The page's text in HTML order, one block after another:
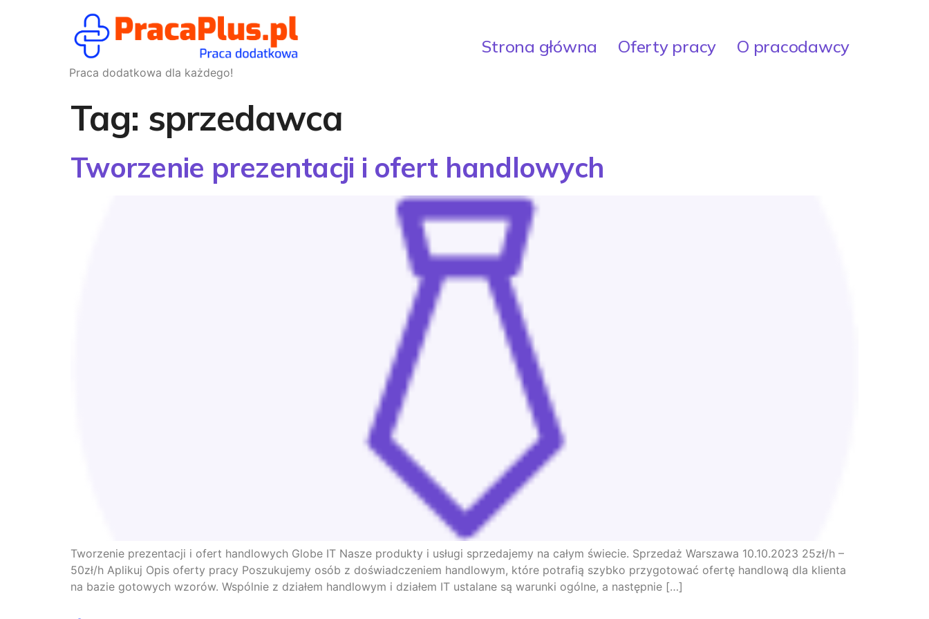
Praca dodatkowa dla każdego!
Strona główna Oferty pracy O pracodawcy
Tag: sprzedawca
Tworzenie prezentacji i ofert handlowych
Tworzenie prezentacji i ofert handlowych Globe IT Nasze produkty i usługi sprzedajemy na całym świecie. Sprzedaż Warszawa 10.10.2023 25zł/h –
50zł/h Aplikuj Opis oferty pracy Poszukujemy osób z doświadczeniem handlowym, które potrafią szybko przygotować ofertę handlową dla klienta
na bazie gotowych wzorów. Wspólnie z działem handlowym i działem IT ustalane są warunki ogólne, a następnie […]